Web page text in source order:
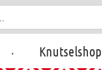
. Knutselshop